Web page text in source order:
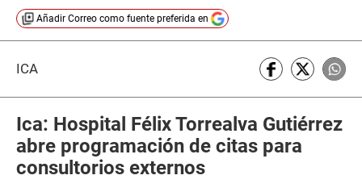
Añadir Correo como fuente preferida en
ICA
Ica: Hospital Félix Torrealva Gutiérrez
abre programación de citas para
consultorios externos